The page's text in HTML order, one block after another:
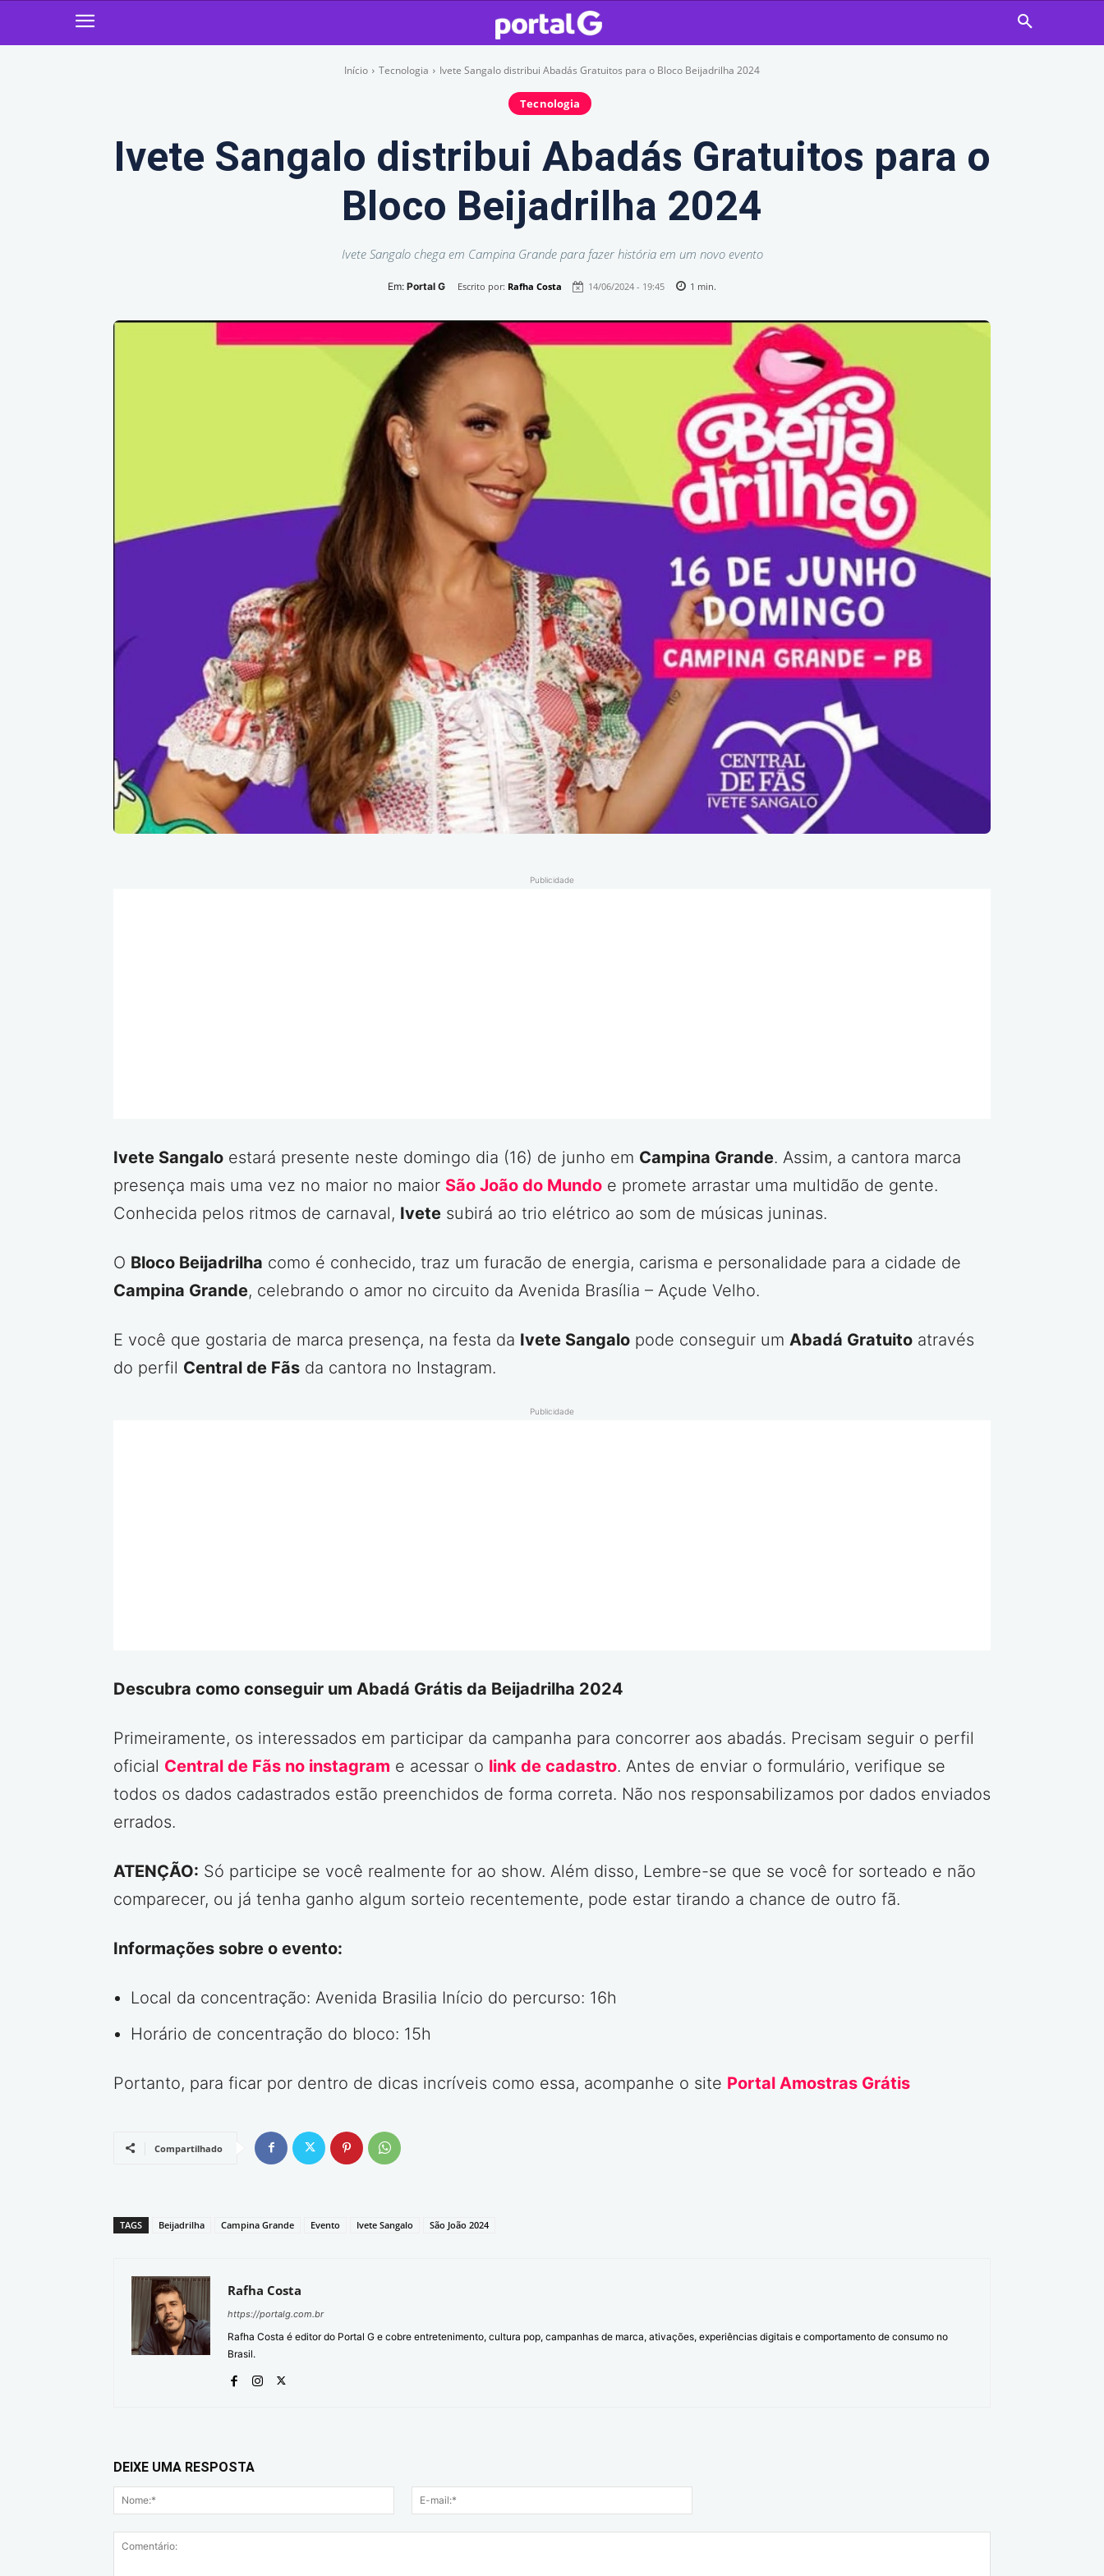
Início Tecnologia Ivete Sangalo distribui Abadás Gratuitos para o Bloco Beijadrilha 2024
Tecnologia
Ivete Sangalo distribui Abadás Gratuitos para o
Bloco Beijadrilha 2024
Ivete Sangalo chega em Campina Grande para fazer história em um novo evento
Em: Portal G Escrito por: Rafha Costa 14/06/2024 - 19:45 1 min.
Publicidade
Ivete Sangalo estará presente neste domingo dia (16) de junho em Campina Grande. Assim, a cantora marca
presença mais uma vez no maior no maior São João do Mundo e promete arrastar uma multidão de gente.
Conhecida pelos ritmos de carnaval, Ivete subirá ao trio elétrico ao som de músicas juninas.
O Bloco Beijadrilha como é conhecido, traz um furacão de energia, carisma e personalidade para a cidade de
Campina Grande, celebrando o amor no circuito da Avenida Brasília – Açude Velho.
E você que gostaria de marca presença, na festa da Ivete Sangalo pode conseguir um Abadá Gratuito através
do perfil Central de Fãs da cantora no Instagram.
Publicidade
Descubra como conseguir um Abadá Grátis da Beijadrilha 2024
Primeiramente, os interessados em participar da campanha para concorrer aos abadás. Precisam seguir o perfil
oficial Central de Fãs no instagram e acessar o link de cadastro. Antes de enviar o formulário, verifique se
todos os dados cadastrados estão preenchidos de forma correta. Não nos responsabilizamos por dados enviados
errados.
ATENÇÃO: Só participe se você realmente for ao show. Além disso, Lembre-se que se você for sorteado e não
comparecer, ou já tenha ganho algum sorteio recentemente, pode estar tirando a chance de outro fã.
Informações sobre o evento:
Local da concentração: Avenida Brasilia Início do percurso: 16h
Horário de concentração do bloco: 15h
Portanto, para ficar por dentro de dicas incríveis como essa, acompanhe o site Portal Amostras Grátis
Compartilhado
TAGS Beijadrilha Campina Grande Evento Ivete Sangalo São João 2024
Rafha Costa
https://portalg.com.br
Rafha Costa é editor do Portal G e cobre entretenimento, cultura pop, campanhas de marca, ativações, experiências digitais e comportamento de consumo no
Brasil.
DEIXE UMA RESPOSTA
Nome:*
mail:*